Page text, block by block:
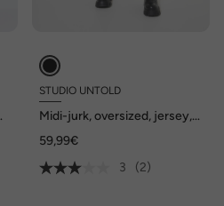
STUDIO UNTOLD
Midi-jurk, oversized, jersey,
mouwen
59,99€
3
(2)